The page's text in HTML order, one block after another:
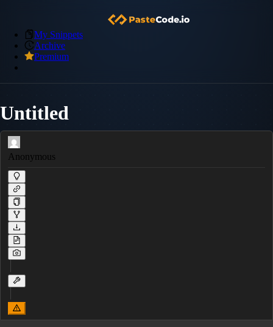
My Snippets
Archive
Premium
Untitled
Anonymous